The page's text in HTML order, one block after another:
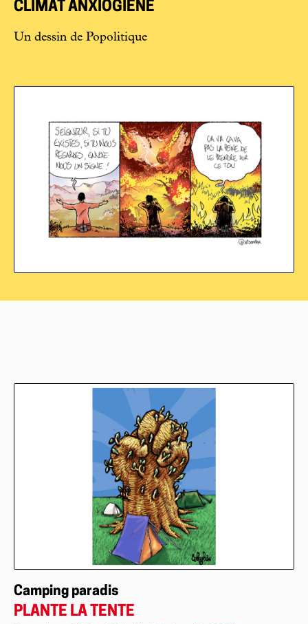
CLIMAT ANXIOGIÈNE
Un dessin de Popolitique
Camping paradis
PLANTE LA TENTE